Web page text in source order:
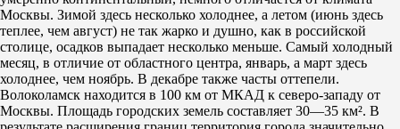
Москвы. Зимой здесь несколько холоднее, а летом (июнь здесь
теплее, чем август) не так жарко и душно, как в российской
столице, осадков выпадает несколько меньше. Самый холодный
месяц, в отличие от областного центра, январь, а март здесь
холоднее, чем ноябрь. В декабре также часты оттепели.
Волоколамск находится в 100 км от МКАД к северо-западу от
Москвы. Площадь городских земель составляет 30—35 км². В